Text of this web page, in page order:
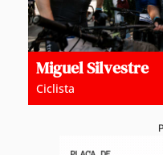
Miguel Silvestre
Ciclista